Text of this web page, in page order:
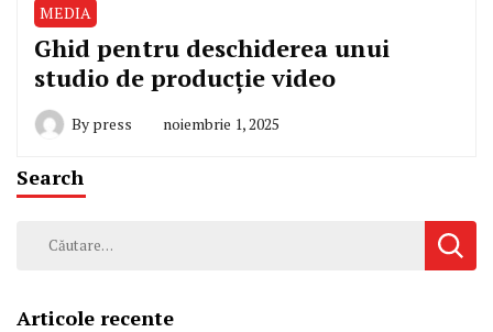
MEDIA
Ghid pentru deschiderea unui
studio de producție video
By press noiembrie 1, 2025
Search
Caută
Articole recente